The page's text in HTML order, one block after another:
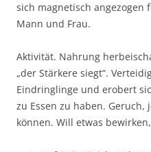
sich magnetisch
Mann und Frau.
Aktivität. Nahrung
„der Stärkere siegt“.
Eindringlinge und erobert
zu Essen zu haben.
können. Will etwas